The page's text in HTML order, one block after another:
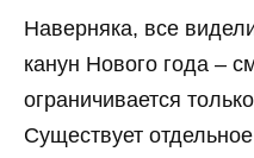
Наверняка, все
канун Нового года –
ограничивается
Существует